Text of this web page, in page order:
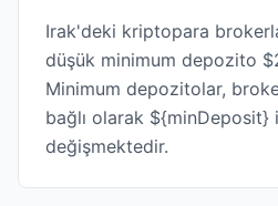
Irak'deki kriptopara
düşük minimum depozito
Minimum depozitolar,
bağlı olarak ${minDeposit}
değişmektedir.